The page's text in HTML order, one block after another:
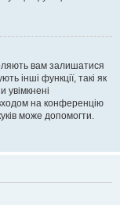
вам залишатися
інші функції, такі як
увімкнені
на конференцію
може допомогти.